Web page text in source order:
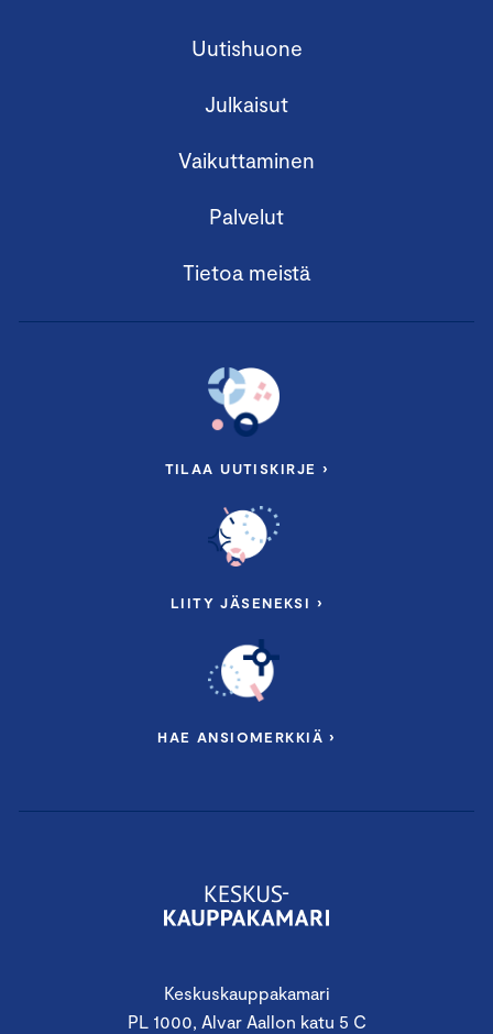
Keskuskauppakamari
PL 1000, Alvar Aallon katu 5 C
Uutishuone
Julkaisut
Vaikuttaminen
Palvelut
Tietoa meistä
TILAA UUTISKIRJE ›
LIITY JÄSENEKSI ›
HAE ANSIOMERKKIÄ ›